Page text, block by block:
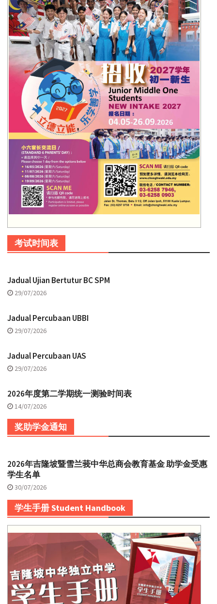
考试时间表
Jadual Ujian Bertutur BC SPM
29/07/2026
Jadual Percubaan UBBI
29/07/2026
Jadual Percubaan UAS
29/07/2026
2026年度第二学期统一测验时间表
14/07/2026
奖助学金通知
2026年吉隆坡暨雪兰莪中华总商会教育基金 助学金受惠
学生名单
30/07/2026
学生手册 Student Handbook